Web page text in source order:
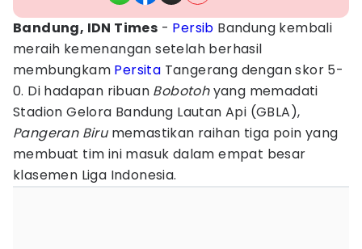
Bandung, IDN Times - Persib Bandung kembali
meraih kemenangan setelah berhasil
membungkam Persita Tangerang dengan skor 5-
0. Di hadapan ribuan Bobotohyang memadati
Stadion Gelora Bandung Lautan Api (GBLA),
Pangeran Birumemastikan raihan tiga poin yang
membuat tim ini masuk dalam empat besar
klasemen Liga Indonesia.